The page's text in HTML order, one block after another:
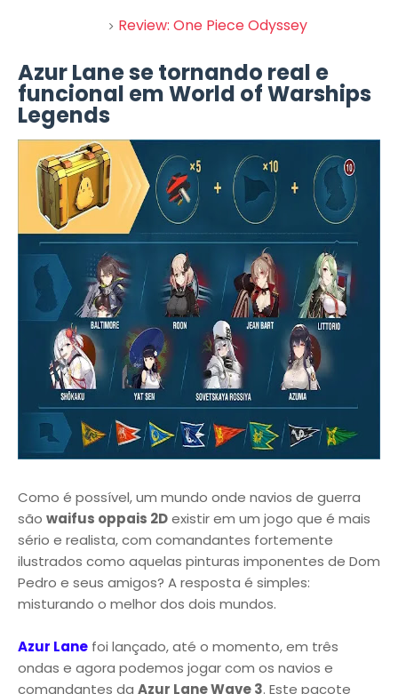
Review: One Piece Odyssey
Azur Lane se tornando real e
funcional em World of Warships
Legends
Como é possível, um mundo onde navios de guerra
são waifus oppais 2Dexistir em um jogo que é mais
sério e realista, com comandantes fortemente
ilustrados como aquelas pinturas imponentes de Dom
Pedro e seus amigos? A resposta é simples:
misturando o melhor dos dois mundos.
Azur Lane foi lançado, até o momento, em três
ondas e agora podemos jogar com os navios e
comandantes da Azur Lane Wave 3. Este pacote